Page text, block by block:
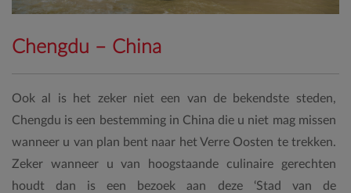
Chengdu – China
Ook al is het zeker niet een van de bekendste steden,
Chengdu is een bestemming in China die u niet mag missen
wanneer u van plan bent naar het Verre Oosten te trekken.
Zeker wanneer u van hoogstaande culinaire gerechten
houdt dan is een bezoek aan deze ‘Stad van de